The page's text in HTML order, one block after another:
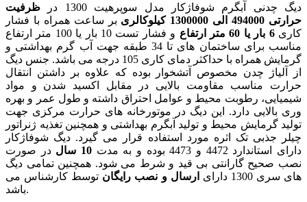
دیگ چدنی آبگرم شوفاژکار مدل سوپرهیت 1300 در
ظرفیت
حرارتی 494000 الی 1300000 کیلوکالری
بر ساعت همراه با فشار
کاری6 بار یا 60 متر ارتفاع
و فشار تست 10 بار یا 100 متر ارتفاع
مناسب برای ساختمان های تا 34 طبقه جهت آب گرم بهداشتی و
گرمایش همراه با حداکثر دمای کاری 105 درجه می باشد. جنس دیگ
از آلیاژ چدن مخصوص آتشخوار بوده که علاوه بر داشتن انتقال
حرارت مناسب مقاومت بالایی در مقابل اکسید شدن و مواد
شیمیایی، رطوبت محیط و عوامل احتراق داشته و طول عمر و بهره
وری بالایی دارد. این دیگ در موتورخانه های حرارت مرکزی جهت
تولید گرمایش محیط و تولید آبگرم بهداشتی و همچنین تغذیه ژنراتور
چیلر جذبی تک اثره مورد استفاده قرار می گیرد. دیگ شوفاژکار
دارای استاندارد 4472 و 4473 بوده و به مدت
10 سال
در صورت
نصب صحیح گارانتی بی قید و شرط می شود. همچنین تمامی دیگ
های سری 1300 دارای
ارسال و نصب رایگان توسط کارشناس می
باشد.